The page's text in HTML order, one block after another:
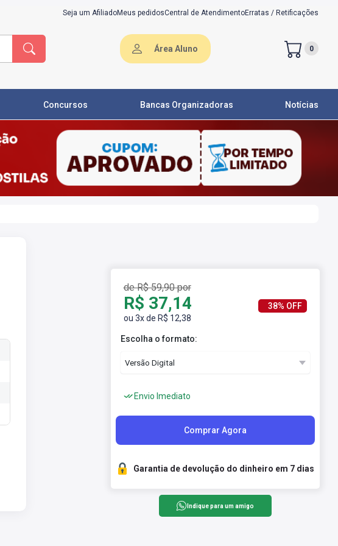
Seja um AfiliadoMeus pedidosCentral de AtendimentoErratas / Retificações
Área Aluno 0
Concursos Bancas Organizadoras Notícias
de R$ 59,90 por
R$ 37,14
ou 3x de R$ 12,38
38% OFF
Escolha o formato:
Envio Imediato
Comprar Agora
Garantia de devolução do dinheiro em 7 dias
Indique para um amigo